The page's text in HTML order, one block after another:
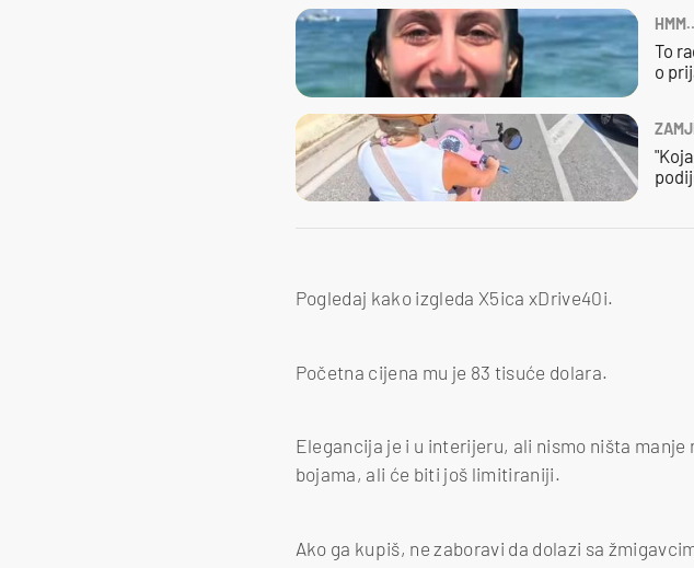
To
o
Pogledaj kako izgleda X5ica xDrive40i.
Početna cijena mu je 83 tisuće dolara.
Elegancija je i u interijeru, ali nismo ništa manje
bojama, ali će biti još limitiraniji.
Ako ga kupiš, ne zaboravi da dolazi sa